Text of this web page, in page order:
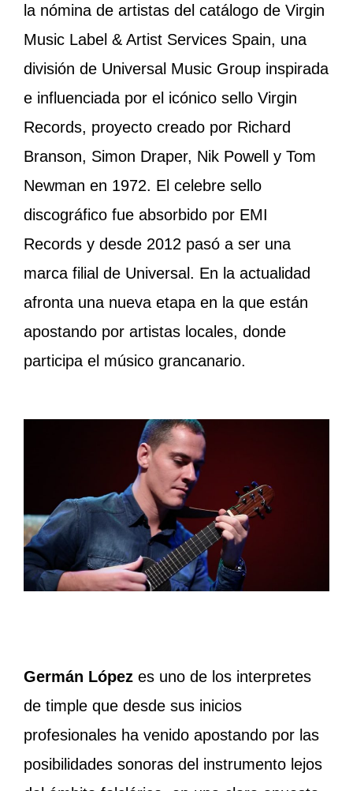
la nómina de artistas del catálogo de Virgin
Music Label & Artist Services Spain, una
división de Universal Music Group inspirada
e influenciada por el icónico sello Virgin
Records, proyecto creado por Richard
Branson, Simon Draper, Nik Powell y Tom
Newman en 1972. El celebre sello
discográfico fue absorbido por EMI
Records y desde 2012 pasó a ser una
marca filial de Universal. En la actualidad
afronta una nueva etapa en la que están
apostando por artistas locales, donde
participa el músico grancanario.
Germán López es uno de los interpretes
de timple que desde sus inicios
profesionales ha venido apostando por las
posibilidades sonoras del instrumento lejos